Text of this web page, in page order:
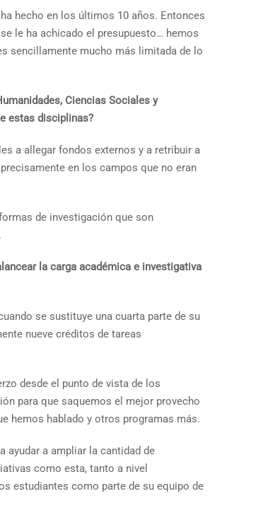
hecho en los últimos 10 años. Entonces
le ha achicado el presupuesto… hemos
sencillamente mucho más limitada de lo
Ciencias Sociales y
estas disciplinas?
a allegar fondos externos y a retribuir a
en los campos que no eran
de investigación que son
la carga académica e investigativa
se sustituye una cuarta parte de su
nueve créditos de tareas
desde el punto de vista de los
para que saquemos el mejor provecho
hemos hablado y otros programas más.
ayudar a ampliar la cantidad de
como esta, tanto a nivel
estudiantes como parte de su equipo de